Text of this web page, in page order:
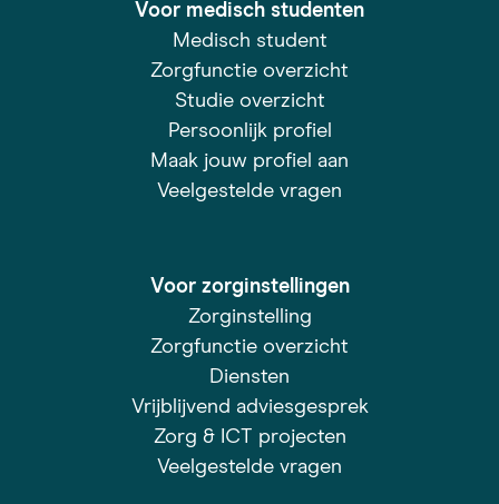
Voor medisch studenten
Medisch student
Zorgfunctie overzicht
Studie overzicht
Persoonlijk profiel
Maak jouw profiel aan
Veelgestelde vragen
Voor zorginstellingen
Zorginstelling
Zorgfunctie overzicht
Diensten
Vrijblijvend adviesgesprek
Zorg & ICT projecten
Veelgestelde vragen